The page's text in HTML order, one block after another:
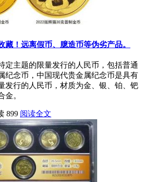
藏！远离假币、臆造币等伪劣产品。
定主题的限量发行的人民币，包括普通
纪念币，中国现代贵金属纪念币是具有
发行的人民币，材质为金、银、铂、钯
金。
899 阅读全文